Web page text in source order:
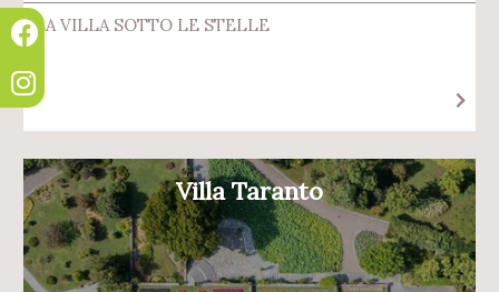
LA VILLA SOTTO LE STELLE
Villa Taranto